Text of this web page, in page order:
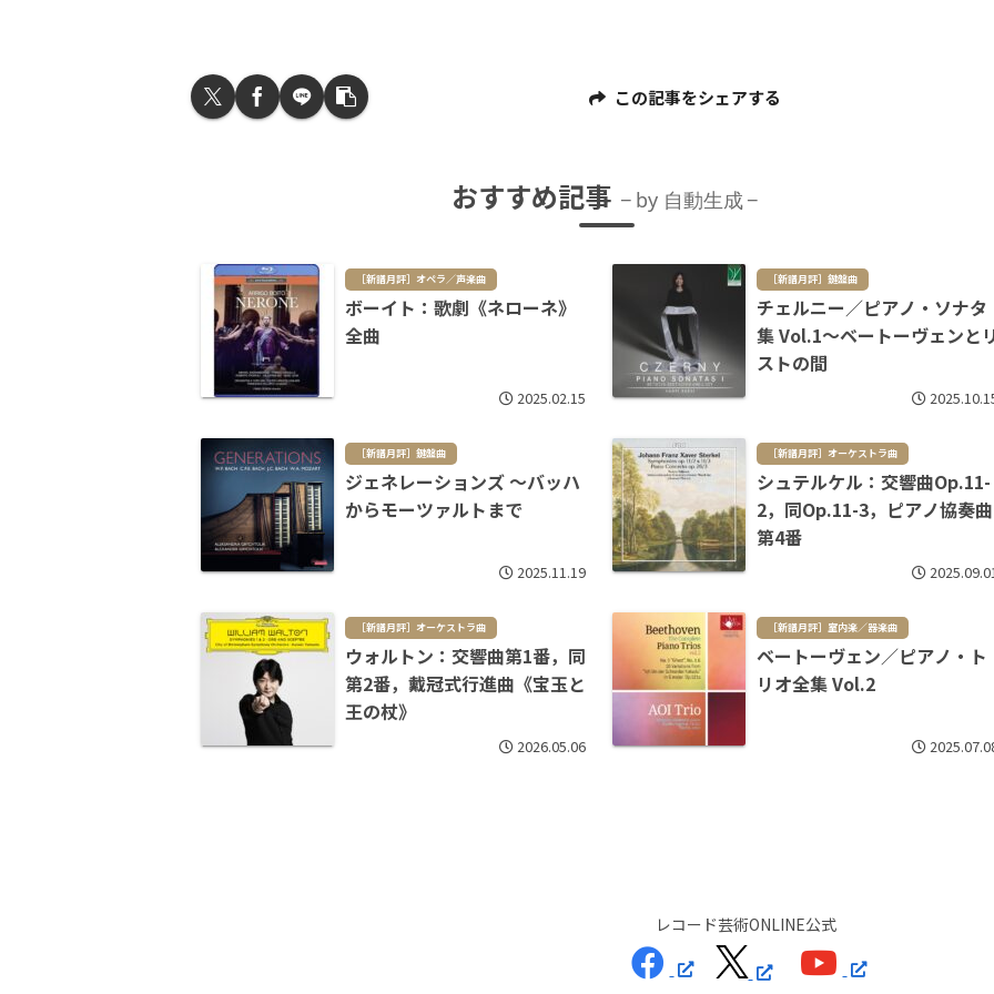
この記事をシェアする
おすすめ記事 by 自動生成
［新譜月評］オペラ／声楽曲
ボーイト：歌劇《ネローネ》
全曲
2025.02.15
［新譜月評］鍵盤曲
チェルニー／ピアノ・ソナタ
集 Vol.1～ベートーヴェンと
ストの間
［新譜月評］鍵盤曲
ジェネレーションズ ～バッハ
からモーツァルトまで
2025.11.19
［新譜月評］オーケストラ曲
シュテルケル：交響曲Op.11-
2，同Op.11-3，ピアノ協奏曲
第4番
［新譜月評］オーケストラ曲
ウォルトン：交響曲第1番，同
第2番，戴冠式行進曲《宝玉と
王の杖》
2026.05.06
［新譜月評］室内楽／器楽曲
ベートーヴェン／ピアノ・ト
リオ全集 Vol.2
レコード芸術ONLINE公式